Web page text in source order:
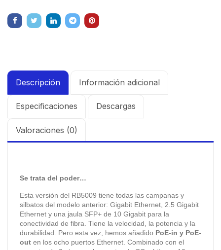
Descripción Información adicional
Especificaciones Descargas
Valoraciones (0)
Se trata del poder…
Esta versión del RB5009 tiene todas las campanas y
silbatos del modelo anterior: Gigabit Ethernet, 2.5 Gigabit
Ethernet y una jaula SFP+ de 10 Gigabit para la
conectividad de fibra. Tiene la velocidad, la potencia y la
durabilidad. Pero esta vez, hemos añadido PoE-in y PoE-
out en los ocho puertos Ethernet. Combinado con el